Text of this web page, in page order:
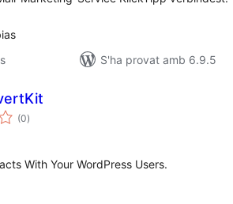
S'ha provat amb 6.9.5
(0puntuacions
totals
)
With Your WordPress Users.